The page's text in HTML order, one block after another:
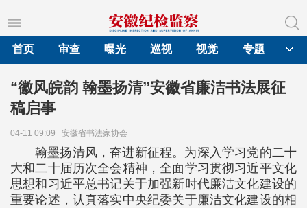
首页
审查 曝光 巡视 视觉 专题
“徽风皖韵 翰墨扬清”安徽省廉洁书法展征
稿启事
04-11 09:09 安徽省书法家协会
翰墨扬清风，奋进新征程。为深入学习党的二十
大和二十届历次全会精神，全面学习贯彻习近平文化
思想和习近平总书记关于加强新时代廉洁文化建设的
重要论述，认真落实中央纪委关于廉洁文化建设的相